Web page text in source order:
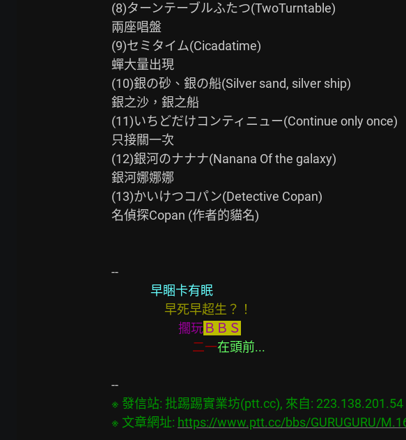
(8)ターンテーブルふたつ(TwoTurntable)
兩座唱盤
(9)セミタイム(Cicadatime)
蟬大量出現
(10)銀の砂、銀の船(Silver sand, silver ship)
銀之沙，銀之船
(11)いちどだけコンティニュー(Continue only once)
只接關一次
(12)銀河のナナナ(Nanana Of the galaxy)
銀河娜娜娜
(13)かいけつコパン(Detective Copan)
名偵探Copan (作者的貓名)
              早睏卡有眠
    早死早超生？！
         擱玩
ＢＢＳ
二一在頭前...
※ 發信站: 批踢踢實業坊(ptt.cc), 來自: 223.138.201.54
※ 文章網址: https://www.ptt.cc/bbs/GURUGURU/